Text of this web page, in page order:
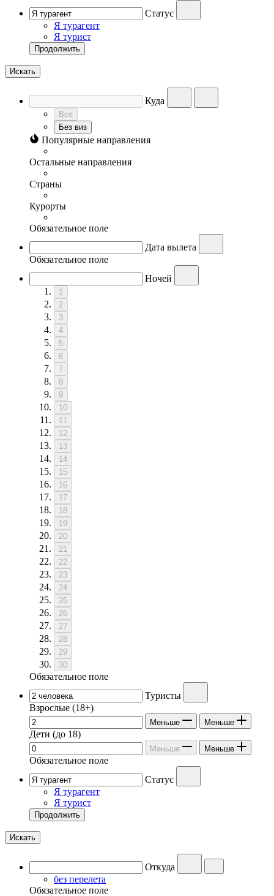
Статус
Я турагент
Я турист
Продолжить
Искать
Куда
Все
Без виз
Популярные направления
Остальные направления
Страны
Курорты
Обязательное поле
Дата вылета
Обязательное поле
Ночей
1
2
3
4
5
6
7
8
9
10
11
12
13
14
15
16
17
18
19
20
21
22
23
24
25
26
27
28
29
30
Обязательное поле
Туристы
Взрослые (18+)
Меньше Меньше
Дети (до 18)
Меньше Меньше
Обязательное поле
Статус
Я турагент
Я турист
Продолжить
Искать
Откуда
без перелета
Обязательное поле